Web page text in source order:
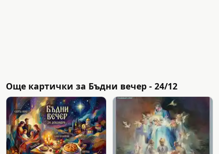
Още картички за Бъдни вечер - 24/12